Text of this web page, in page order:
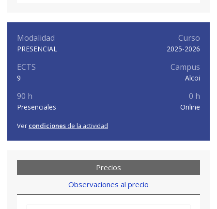
Modalidad
PRESENCIAL
Curso
2025-2026
ECTS
9
Campus
Alcoi
90 h
Presenciales
0 h
Online
Ver condiciones de la actividad
Precios
Observaciones al precio